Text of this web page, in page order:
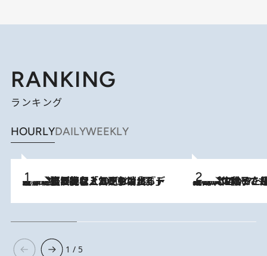
RANKING
ランキング
HOURLYDAILYWEEKLY
2026.8.5
【なぜ吉沢亮は「気配を消せる」のか？】興行収入208億の『国宝』を経て挑むミュージカル『ディア・エヴァン・ハンセン』。トップ俳優が舞台上でさらけ出した“孤独”とは 2026.8.5
【阿川佐和子さんの年とる力】なぜ70代で始めた趣味は“こんなに楽しい”のか？ ピアノ、俳句…スランプに陥っても続けられる“ある秘訣”とは
1 / 5